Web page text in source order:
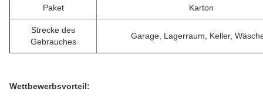
Paket Karton
Strecke des
Gebrauches
Garage, Lagerraum, Keller,
Wettbewerbsvorteil: